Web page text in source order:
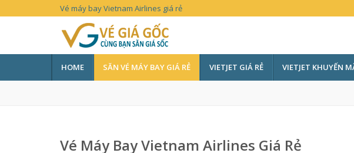
Vé máy bay Vietnam Airlines giá rẻ
HOME SĂN VÉ MÁY BAY GIÁ RẺ VIETJET GIÁ RẺ VIETJET KHUYẾN
Vé Máy Bay Vietnam Airlines Giá Rẻ